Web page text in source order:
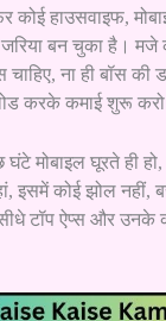
कोई हाउसवाइफ,
जरिया बन चुका है। मजे
ना ही बॉस की
करके कमाई शुरू
मोबाइल घूरते ही
इसमें कोई झोल नहीं,
टॉप ऐप्स और उनके